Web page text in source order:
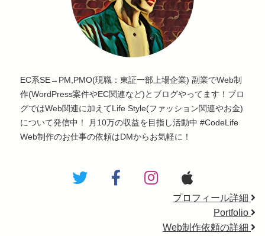
EC系SE→PM,PMO(現職：東証一部上場企業) 副業でWeb制
作(WordPress案件やEC関連など)とブログやってます！ブロ
グではWeb関連に加えてLife Style(ファッション関連やお金)
について発信中！ 月10万の収益を目指し活動中 #CodeLife
Web制作のお仕事の依頼はDMからお気軽に！
プロフィール詳細
Portfolio
Web制作依頼の詳細